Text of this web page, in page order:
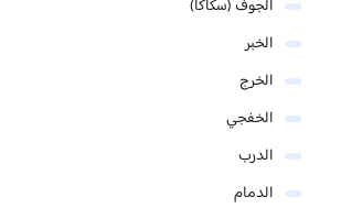
الجوف (سكاكا)
الخبر
الخرج
الخفجي
الدرب
الدمام